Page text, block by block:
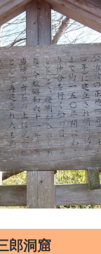
郎洞窟